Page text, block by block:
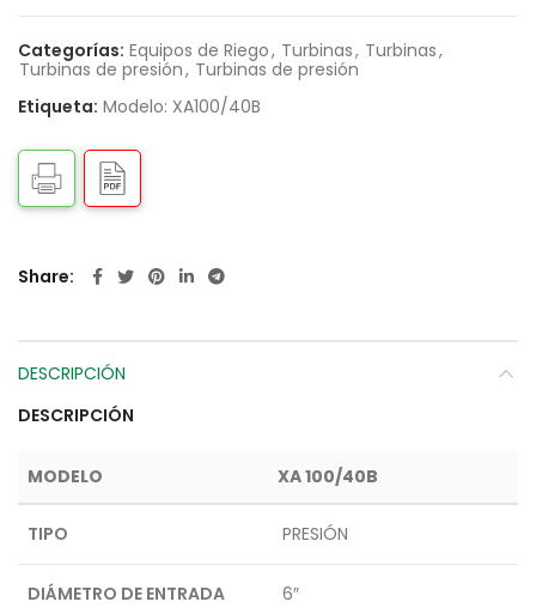
Categorías: Equipos de Riego, Turbinas, Turbinas,
Turbinas de presión, Turbinas de presión
Etiqueta: Modelo: XA100/40B
Share
DESCRIPCIÓN
DESCRIPCIÓN
MODELO XA 100/40B
TIPO PRESIÓN
DIÁMETRO DE ENTRADA 6″